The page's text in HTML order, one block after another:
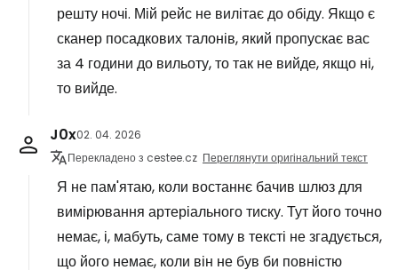
решту ночі. Мій рейс не вилітає до обіду. Якщо є
сканер посадкових талонів, який пропускає вас
за 4 години до вильоту, то так не вийде, якщо ні,
то вийде.
J0x02. 04. 2026
Перекладено з cestee.cz Переглянути оригінальний текст
Я не пам'ятаю, коли востаннє бачив шлюз для
вимірювання артеріального тиску. Тут його точно
немає, і, мабуть, саме тому в тексті не згадується,
що його немає, коли він не був би повністю